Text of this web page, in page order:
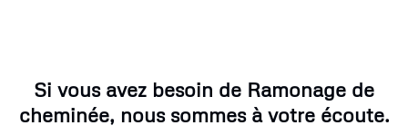
Si vous avez besoin de Ramonage de
cheminée, nous sommes à votre écoute.